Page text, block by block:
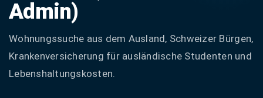
Admin)
Wohnungssuche aus dem Ausland, Schweizer Bürgen,
Krankenversicherung für ausländische Studenten und
Lebenshaltungskosten.